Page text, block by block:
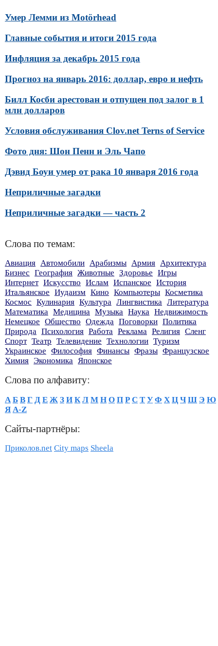
Умер Лемми из Motörhead
Главные события и итоги 2015 года
Инфляция за декабрь 2015 года
Прогноз на январь 2016: доллар, евро и нефть
Билл Косби арестован и отпущен под залог в 1
млн долларов
Условия обслуживания Clov.net Terns of Service
Фото дня: Шон Пенн и Эль Чапо
Дэвид Боуи умер от рака 10 января 2016 года
Неприличные загадки
Неприличные загадки — часть 2
Слова по темам:
Авиация Автомобили Арабизмы Армия Архитектура
Бизнес География Животные Здоровье Игры
Интернет Искусство Ислам Испанское История
Итальянское Иудаизм Кино Компьютеры Косметика
Космос Кулинария Культура Лингвистика Литература
Математика Медицина Музыка Наука Недвижимость
Немецкое Общество Одежда Поговорки Политика
Природа Психология Работа Реклама Религия Сленг
Спорт Театр Телевидение Технологии Туризм
Украинское Философия Финансы Фразы Французское
Химия Экономика Японское
Слова по алфавиту:
А Б В Г Д Е Ж З И К Л М Н О П Р С Т У Ф Х Ц Ч Ш Э Ю
Я A-Z
Сайты-партнёры:
Приколов.net City maps Sheela